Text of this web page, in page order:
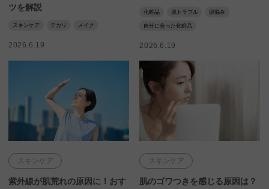
ツを解説
スキンケア テカリ メイク
2026.6.19
化粧品 肌トラブル 肌悩み
自分に合った化粧品
2026.6.19
スキンケア
紫外線が肌荒れの原因に！おす
スキンケア
肌のゴワつきを感じる原因は？